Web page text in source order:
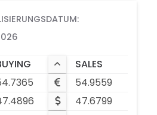
SALES
54.9559
47.6799